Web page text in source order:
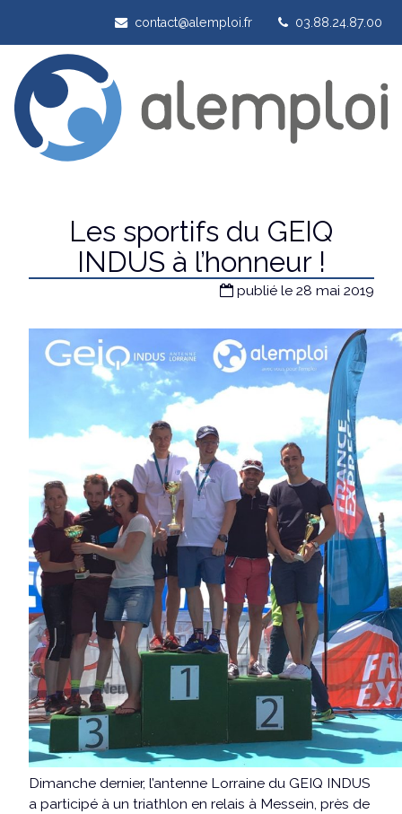
contact@alemploi.fr 03.88.24.87.00
Les sportifs du GEIQ
INDUS à l’honneur !
publié le 28 mai 2019
Dimanche dernier, l’antenne Lorraine du GEIQ INDUS
a participé à un triathlon en relais à Messein, près de